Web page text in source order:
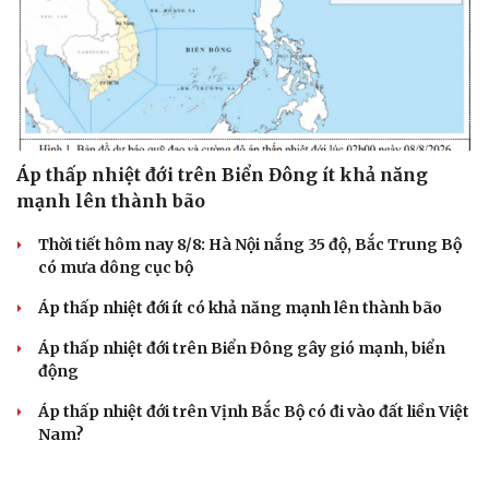
Áp thấp nhiệt đới trên Biển Đông ít khả năng
mạnh lên thành bão
Thời tiết hôm nay 8/8: Hà Nội nắng 35 độ, Bắc Trung Bộ
có mưa dông cục bộ
Áp thấp nhiệt đới ít có khả năng mạnh lên thành bão
Áp thấp nhiệt đới trên Biển Đông gây gió mạnh, biển
động
Áp thấp nhiệt đới trên Vịnh Bắc Bộ có đi vào đất liền Việt
Nam?